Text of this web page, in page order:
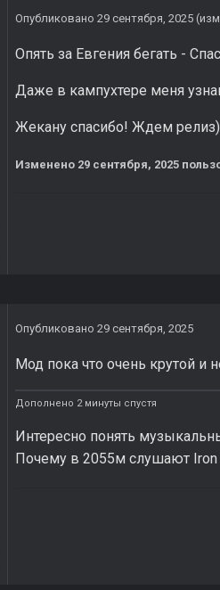
Опубликовано 29 сентября, 2025
Опять за Евгения бегать -
Даже в кампухтере меня
Жекану спасибо! Ждем релиз)
Изменено 29 сентября, 2025
Опубликовано 29 сентября, 2025
Мод пока что очень крутой и
Дополнено 2 минуты спустя
Интересно понять
Почему в 2055м слушают Iron